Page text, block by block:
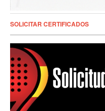
SOLICITAR CERTIFICADOS